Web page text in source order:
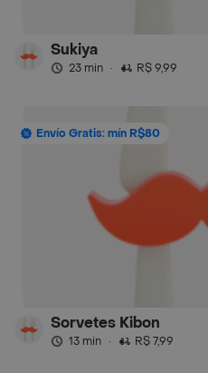
Sukiya
23 min · R$ 9,99
Envío Gratis: mín R$80
Sorvetes Kibon
13 min · R$ 7,99